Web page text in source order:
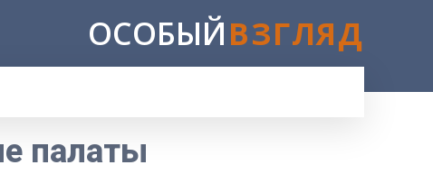
ОСОБЫЙВЗГЛЯД
палаты